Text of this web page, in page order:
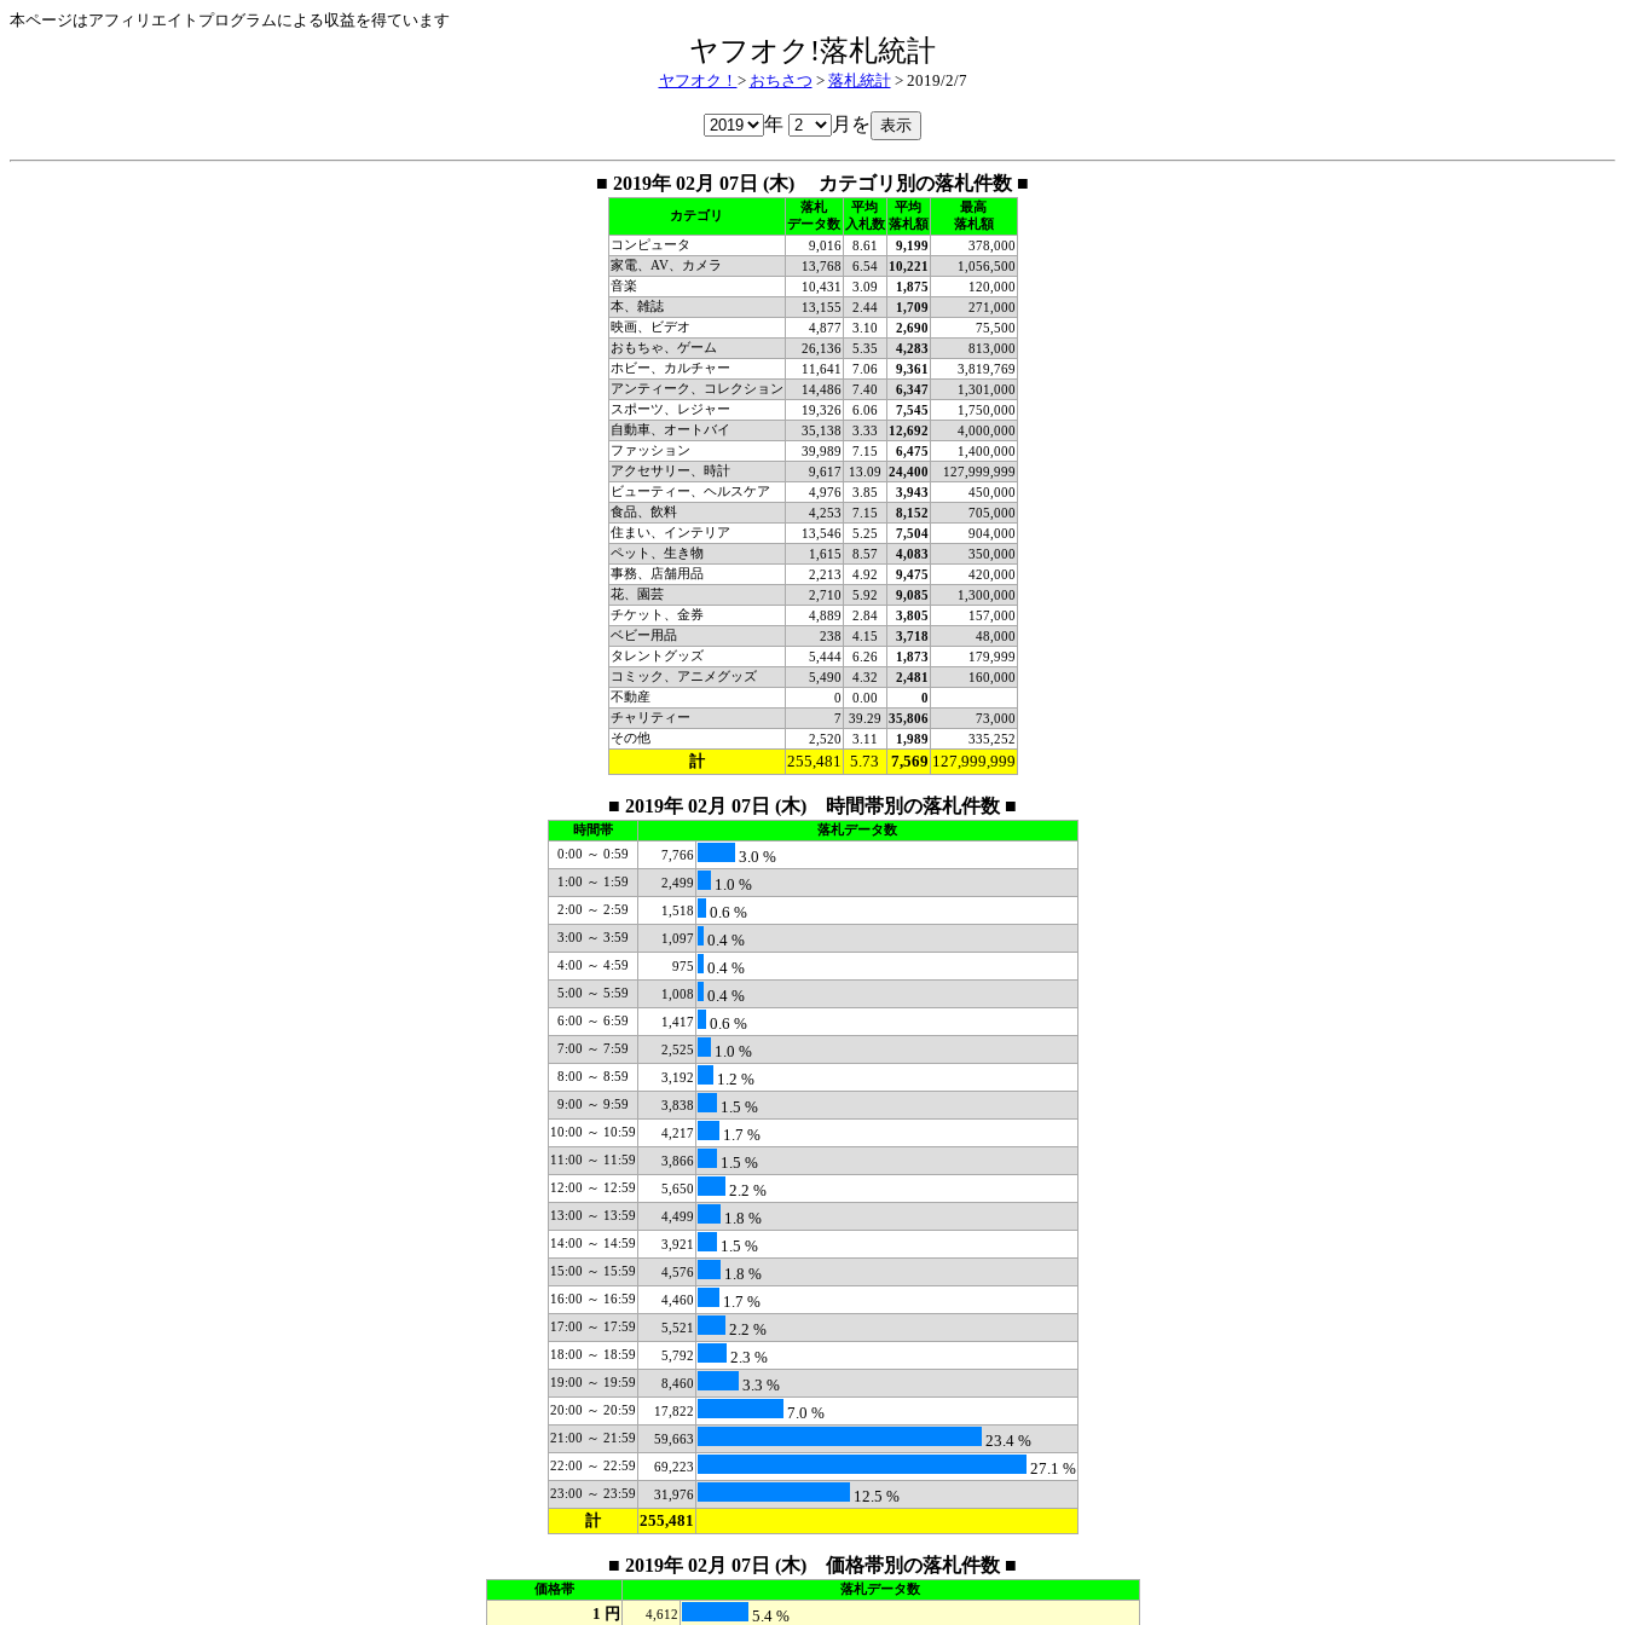
本ページはアフィリエイトプログラムによる収益を得ています
ヤフオク!落札統計
ヤフオク！ > おちさつ > 落札統計> 2019/2/7
年 月を
■ 2019年 02月 07日 (木) カテゴリ別の落札件数 ■
カテゴリ
落札
データ数
平均
入札数
平均
落札額
最高
落札額
コンピュータ
9,016 8.61 9,199
378,000
家電、AV、カメラ
13,768 6.54 10,221
1,056,500
音楽
10,431 3.09 1,875
120,000
本、雑誌
13,155 2.44 1,709
271,000
映画、ビデオ
4,877 3.10 2,690
75,500
おもちゃ、ゲーム
26,136 5.35 4,283
813,000
ホビー、カルチャー
11,641 7.06 9,361
3,819,769
アンティーク、コレクション
14,486 7.40 6,347
1,301,000
スポーツ、レジャー
19,326 6.06 7,545
1,750,000
自動車、オートバイ
35,138 3.33 12,692
4,000,000
ファッション
39,989 7.15 6,475
1,400,000
アクセサリー、時計
9,617 13.09 24,400
127,999,999
ビューティー、ヘルスケア
4,976 3.85 3,943
450,000
食品、飲料
4,253 7.15 8,152
705,000
住まい、インテリア
13,546 5.25 7,504
904,000
ペット、生き物
1,615 8.57 4,083
350,000
事務、店舗用品
2,213 4.92 9,475
420,000
花、園芸
2,710 5.92 9,085
1,300,000
チケット、金券
4,889 2.84 3,805
157,000
ベビー用品
238 4.15 3,718
48,000
タレントグッズ
5,444 6.26 1,873
179,999
コミック、アニメグッズ
5,490 4.32 2,481
160,000
不動産
0 0.00
0
チャリティー
7 39.29 35,806
73,000
その他
2,520 3.11 1,989 335,252
計 255,481 5.73 7,569 127,999,999
■ 2019年 02月 07日 (木) 時間帯別の落札件数 ■
時間帯
落札データ数
0:00 ～ 0:59
7,766 3.0 %
1:00 ～ 1:59 2,499 1.0 %
2:00 ～ 2:59 1,518 0.6 %
3:00 ～ 3:59 1,097 0.4 %
4:00 ～ 4:59 975 0.4 %
5:00 ～ 5:59 1,008 0.4 %
6:00 ～ 6:59 1,417 0.6 %
7:00 ～ 7:59 2,525 1.0 %
8:00 ～ 8:59 3,192 1.2 %
9:00 ～ 9:59 3,838 1.5 %
10:00 ～ 10:59 4,217 1.7 %
11:00 ～ 11:59 3,866 1.5 %
12:00 ～ 12:59 5,650 2.2 %
13:00 ～ 13:59 4,499 1.8 %
14:00 ～ 14:59 3,921 1.5 %
15:00 ～ 15:59 4,576 1.8 %
16:00 ～ 16:59 4,460 1.7 %
17:00 ～ 17:59 5,521 2.2 %
18:00 ～ 18:59 5,792 2.3 %
19:00 ～ 19:59 8,460 3.3 %
20:00 ～ 20:59 17,822 7.0 %
21:00 ～ 21:59 59,663 23.4 %
22:00 ～ 22:59 69,223 27.1 %
23:00 ～ 23:59 31,976
12.5 %
計
255,481
■ 2019年 02月 07日 (木) 価格帯別の落札件数 ■
価格帯 落札データ数
1 円 4,612 5.4 %